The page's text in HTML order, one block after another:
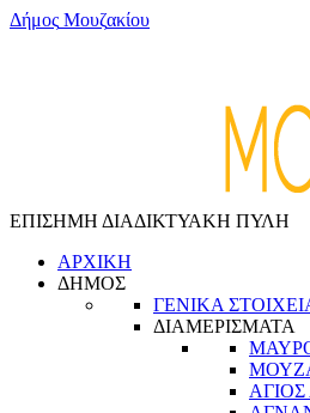
Δήμος Μουζακίου
ΕΠΙΣΗΜΗ ΔΙΑΔΙΚΤΥΑΚΗ ΠΥΛΗ
ΑΡΧΙΚΗ
ΔΗΜΟΣ
ΓΕΝΙΚΑ
ΔΙΑΜΕΡΙΣΜΑΤΑ